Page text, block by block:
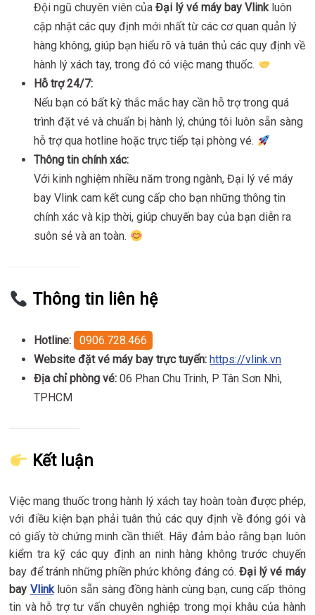
Đội ngũ chuyên viên củaĐại lý vé máy bay Vlinkluôn
cập nhật các quy định mới nhất từ các cơ quan quản lý
hàng không, giúp bạn hiểu rõ và tuân thủ các quy định về
hành lý xách tay, trong đó có việc mang thuốc.
Hỗ trợ 24/7:
Nếu bạn có bất kỳ thắc mắc hay cần hỗ trợ trong quá
trình đặt vé và chuẩn bị hành lý, chúng tôi luôn sẵn sàng
hỗ trợ qua hotline hoặc trực tiếp tại phòng vé.
Thông tin chính xác:
Với kinh nghiệm nhiều năm trong ngành, Đại lý vé máy
bay Vlink cam kết cung cấp cho bạn những thông tin
chính xác và kịp thời, giúp chuyến bay của bạn diễn ra
suôn sẻ và an toàn.
Thông tin liên hệ
Hotline:
0906.728.466
Website đặt vé máy bay trực tuyến: https://vlink.vn
Địa chỉ phòng vé: 06 Phan Chu Trinh, P Tân Sơn Nhì,
TPHCM
Kết luận
Việc mang thuốc trong hành lý xách tay hoàn toàn được phép,
với điều kiện bạn phải tuân thủ các quy định về đóng gói và
có giấy tờ chứng minh cần thiết. Hãy đảm bảo rằng bạn luôn
kiểm tra kỹ các quy định an ninh hàng không trước chuyến
bay để tránh những phiền phức không đáng có.Đại lý vé máy
bay Vlinkluôn sẵn sàng đồng hành cùng bạn, cung cấp thông
tin và hỗ trợ tư vấn chuyên nghiệp trong mọi khâu của hành